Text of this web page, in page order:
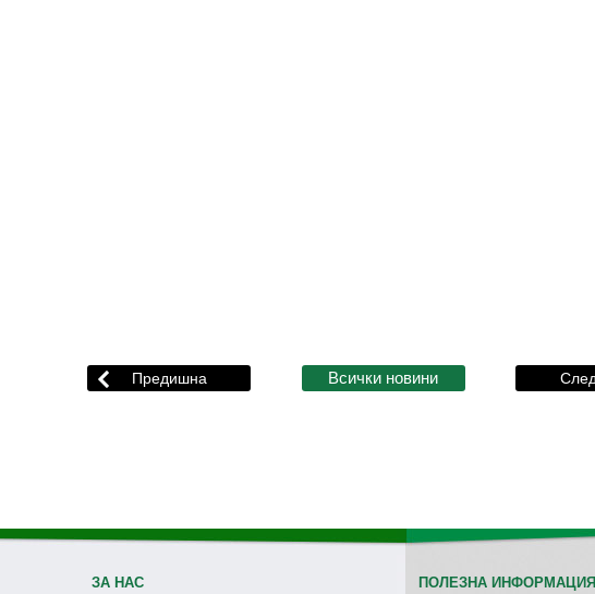
ЗА НАС ПОЛЕЗНА ИНФОРМАЦИЯ